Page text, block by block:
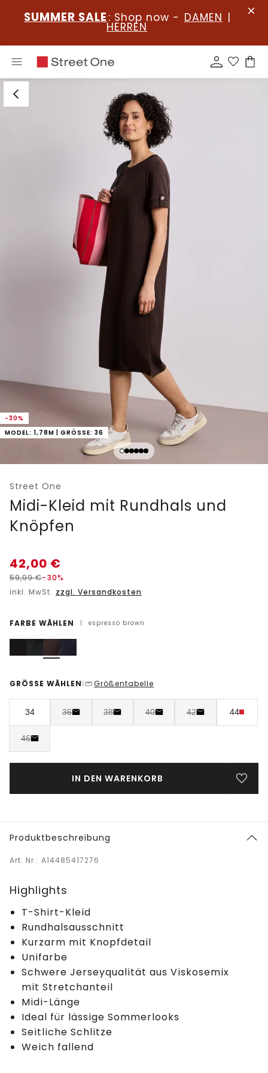
SUMMER SALE : Shop now - DAMEN |
HERREN
-30%
MODEL: 1,78M | GRÖSSE: 36
Street One
Midi-Kleid mit Rundhals und
Knöpfen
42,00 €
59,99€-30%
inkl. MwSt. zzgl. Versandkosten
FARBE WÄHLEN | espresso brown
GRÖSSE WÄHLEN | Größentabelle
34 36 38 40 42 44
46
IN DEN WARENKORB
Produktbeschreibung
Art. Nr.: A14485417276
Highlights
T-Shirt-Kleid
Rundhalsausschnitt
Kurzarm mit Knopfdetail
Unifarbe
Schwere Jerseyqualität aus Viskosemix
mit Stretchanteil
Midi-Länge
Ideal für lässige Sommerlooks
Seitliche Schlitze
Weich fallend